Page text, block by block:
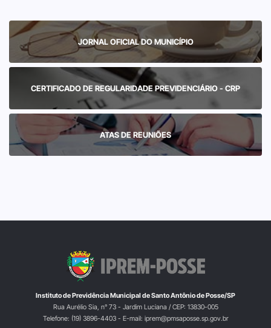
JORNAL OFICIAL DO MUNICÍPIO
CERTIFICADO DE REGULARIDADE PREVIDENCIÁRIO - CRP
ATAS DE REUNIÕES
Instituto de Previdência Municipal de Santo Antônio de Posse/SP
Rua Aurélio Sia, n° 73 - Jardim Luciana / CEP: 13830-005
Telefone: (19) 3896-4403 - E-mail: iprem@pmsaposse.sp.gov.br